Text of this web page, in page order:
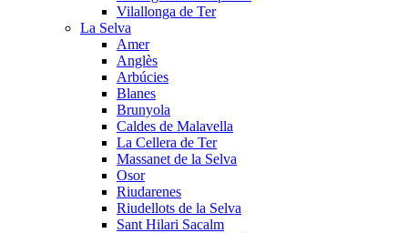
Vilallonga de Ter
La Selva
Amer
Anglès
Arbúcies
Blanes
Brunyola
Caldes de Malavella
La Cellera de Ter
Massanet de la Selva
Osor
Riudarenes
Riudellots de la Selva
Sant Hilari Sacalm